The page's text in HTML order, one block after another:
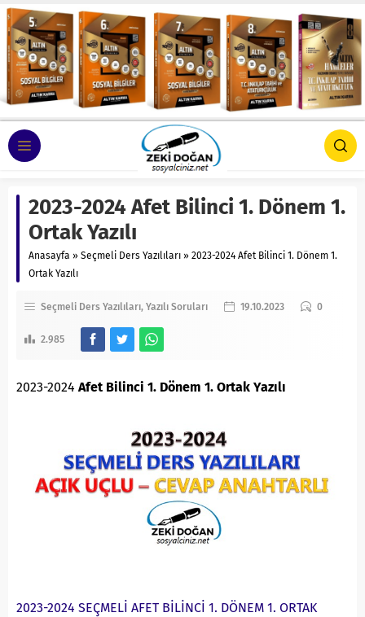
2023-2024 Afet Bilinci 1. Dönem 1.
Ortak Yazılı
Anasayfa » Seçmeli Ders Yazılıları » 2023-2024 Afet Bilinci 1. Dönem 1.
Ortak Yazılı
Seçmeli Ders Yazılıları Yazılı Soruları 19.10.2023 0
2.985
2023-2024 Afet Bilinci 1. Dönem 1. Ortak Yazılı
2023-2024 SEÇMELİ AFET BİLİNCİ 1. DÖNEM 1. ORTAK